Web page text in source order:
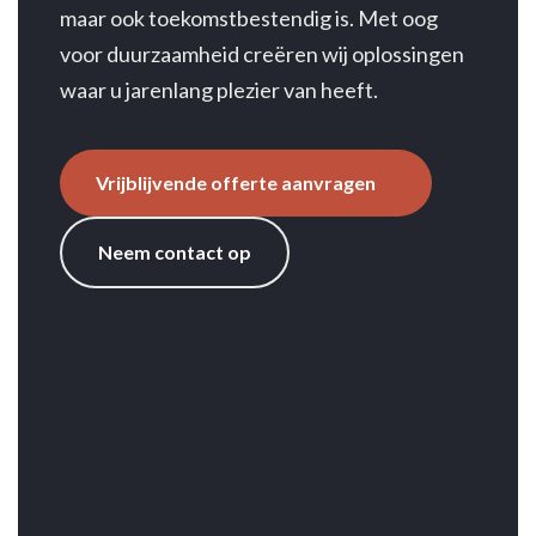
maar ook toekomstbestendig is. Met oog
voor duurzaamheid creëren wij oplossingen
waar u jarenlang plezier van heeft.
Vrijblijvende offerte aanvragen
Neem contact op